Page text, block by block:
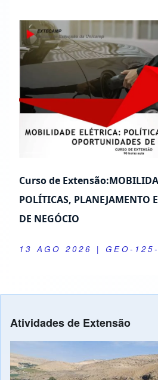
Curso de
POLÍTICAS, PLANEJAMENTO
DE NEGÓCIO
13 AGO 2026 | GEO-
Atividades de Extensão